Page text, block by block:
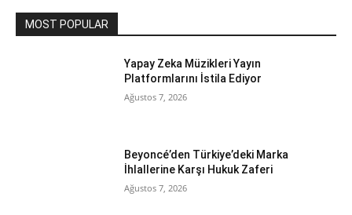
MOST POPULAR
Yapay Zeka Müzikleri Yayın
Platformlarını İstila Ediyor
Ağustos 7, 2026
Beyoncé’den Türkiye’deki Marka
İhlallerine Karşı Hukuk Zaferi
Ağustos 7, 2026